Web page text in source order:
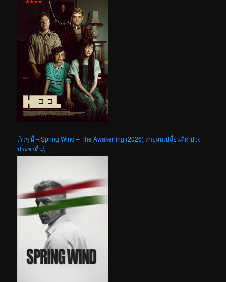
เร็วๆ นี้ – Spring Wind – The Awakening (2026) สายลมเปลี่ยนทิศ ปวง
ประชาตื่นรู้